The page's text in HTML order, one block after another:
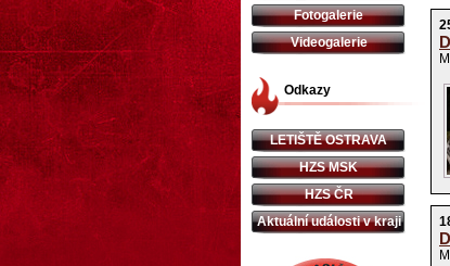
Fotogalerie
Videogalerie
Odkazy
LETIŠTĚ OSTRAVA
HZS MSK
HZS ČR
Aktuální události v kraji